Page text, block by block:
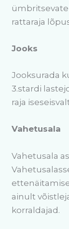
rattaraja
Jooks
Jooksurada
3.stardi
raja
Vahetusala
Vahetusala
ainult
korraldajad.